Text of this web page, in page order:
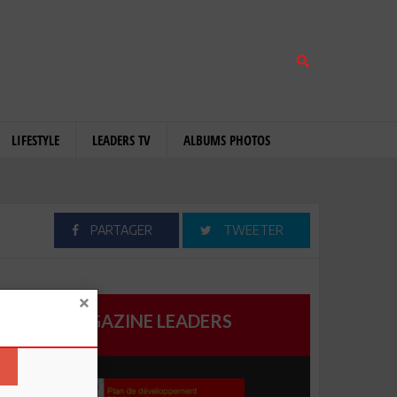
LIFESTYLE LEADERS TV ALBUMS PHOTOS
PARTAGER TWEETER
MAGAZINE LEADERS